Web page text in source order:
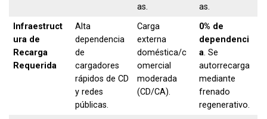
as.
as.
Infraestruct
ura de
Recarga
Requerida
Alta
dependencia
de
cargadores
rápidos de CD
y redes
públicas.
Carga
externa
doméstica/c
omercial
moderada
(CD/CA).
0% de
dependenci
a. Se
autorrecarga
mediante
frenado
regenerativo.